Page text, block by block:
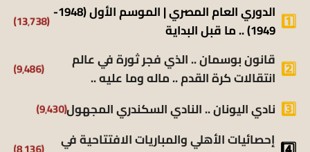
الدوري العام المصري | الموسم الأول (1948-
1949) .. ما قبل البداية
(13٬738)
قانون بوسمان .. الذي فجر ثورة في عالم
انتقالات كرة القدم .. ماله وما عليه ..
(9٬486)
نادي اليونان .. النادي السكندري المجهول(9٬430)
إحصائيات الأهلي والمباريات الافتتاحية في